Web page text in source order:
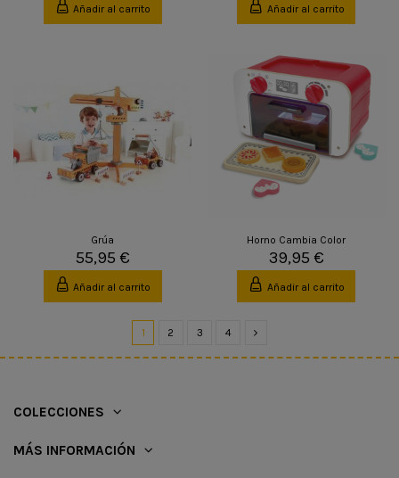
Añadir al carrito Añadir al carrito
Grúa
55,95 €
Añadir al carrito
Horno Cambia Color
39,95 €
Añadir al carrito
1 2 3 4
COLECCIONES
MÁS INFORMACIÓN